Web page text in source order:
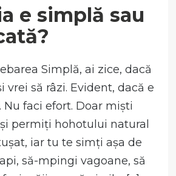
e simplă sau
Simplă, ai zice, dacă
vrei să râzi. Evident, dacă e
Nu faci efort. Doar miști
permiți hohotului natural
iar tu te simți așa de
să-mpingi vagoane, să